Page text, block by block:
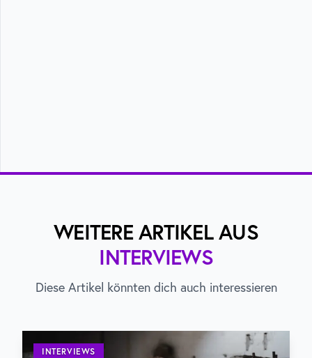
WEITERE ARTIKEL AUS
INTERVIEWS
Diese Artikel könnten dich auch interessieren
INTERVIEWS